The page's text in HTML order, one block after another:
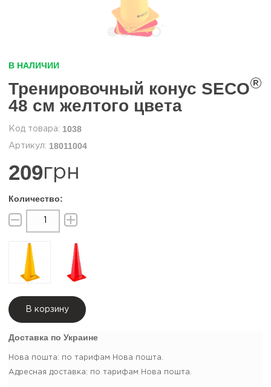
В НАЛИЧИИ
Тренировочный конус SECO®
48 см желтого цвета
1038
18011004
209грн
В корзину
Доставка по Украине
Нова пошта: по тарифам Нова пошта.
Адресная доставка: по тарифам Нова пошта.